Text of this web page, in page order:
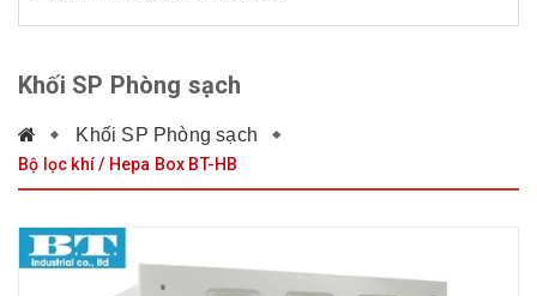
Khối SP Phòng sạch
Khối SP Phòng sạch
Bộ lọc khí / Hepa Box BT-HB